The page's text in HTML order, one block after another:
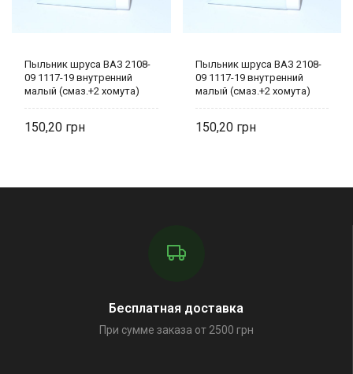
Пыльник шруса ВАЗ 2108-
09 1117-19 внутренний
малый (смаз.+2 хомута)
150,20
Пыльник шруса ВАЗ 2108-
09 1117-19 внутренний
малый (смаз.+2 хомута)
150,20
Бесплатная доставка
При сумме заказа от 2500 грн